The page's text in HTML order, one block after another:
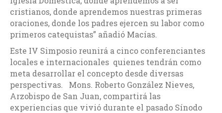
cristianos, donde aprendemos nuestras primeras
oraciones, donde los padres ejercen su labor como
primeros catequistas” añadió Macías.
Este IV Simposio reunirá a cinco conferenciantes
locales e internacionales quienes tendrán como
meta desarrollar el concepto desde diversas
perspectivas. Mons. Roberto González Nieves,
Arzobispo de San Juan, compartirá las
experiencias que vivió durante el pasado Sínodo